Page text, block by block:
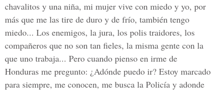
chavalitos y una niña, mi mujer vive con miedo y yo, por
más que me las tire de duro y de frío, también tengo
miedo... Los enemigos, la jura, los polis traidores, los
compañeros que no son tan fieles, la misma gente con la
que uno trabaja... Pero cuando pienso en irme de
Honduras me pregunto: ¿Adónde puedo ir? Estoy marcado
para siempre, me conocen, me busca la Policía y adonde